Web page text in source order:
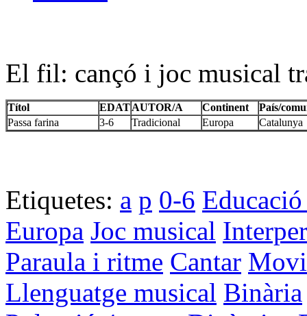
El fil: cançó i joc musical
Títol EDATAUTOR/A Continent
País/
Passa farina
3-6 Tradicional Europa Catalunya
Etiquetes: a p 0-6
Europa Joc musical
Paraula i ritme Cantar
Llenguatge musical Binària